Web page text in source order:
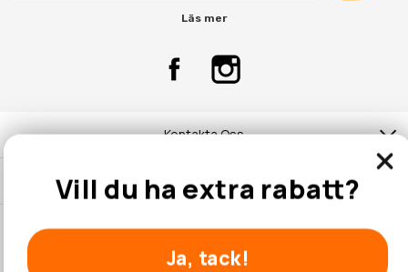
Läs mer
Kontakta Oss
Kundtjänst
Vill du ha extra rabatt?
Ja, tack!